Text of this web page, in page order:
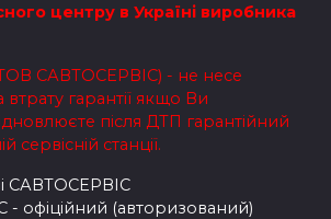
центру в Україні виробника
САВТОСЕРВІС) - не несе
втрату гарантії якщо Ви
після ДТП гарантійний
сервісній станції.
САВТОСЕРВІС
офіційний (авторизований)